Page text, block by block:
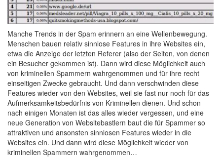
Manche Trends in der Spam erinnern an eine Wellenbewegung.
Menschen bauen relativ sinnlose Features in ihre Websites ein,
etwa die Anzeige der letzten Referer (also der Seiten, von denen
ein Besucher gekommen ist). Dann wird diese Möglichkeit auch
von kriminellen Spammern wahrgenommen und für ihre recht
einseitigen Zwecke gebraucht. Und dann verschwinden diese
Features wieder von den Websites, weil sie fast nur noch für das
Aufmerksamkeitsbedürfnis von Kriminellen dienen. Und schon
nach einigen Monaten ist das alles wieder vergessen, und eine
neue Generation von Websitebastlern baut die für Spammer so
attraktiven und ansonsten sinnlosen Features wieder in die
Websites ein. Und dann wird diese Möglichkeit wieder von
kriminellen Spammern wahrgenommen…